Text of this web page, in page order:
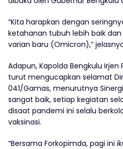
“Kita harapkan dengan
ketahanan tubuh lebih baik dan
varian baru (Omicron),”
Adapun, Kapolda Bengkulu Irjen
turut mengucapkan selamat
041/Gamas, menurutnya
sangat baik, setiap kegiatan
disaat pandemi ini selalu
vaksinasi.
“Bersama Forkopimda, pagi ini